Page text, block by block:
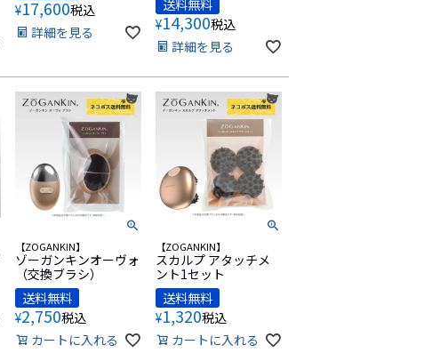
¥17,600税込
詳細を見る
送料無料
¥14,300税込
詳細を見る
【ZOGANKIN】
ゾーガンキンオーヴォ
（交換ブラシ）
送料無料
¥2,750税込
カートに入れる
【ZOGANKIN】
スカルプ アタッチメ
ント1セット
送料無料
¥1,320税込
カートに入れる